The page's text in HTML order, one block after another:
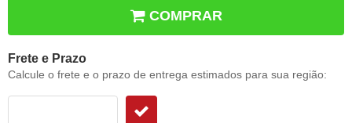
COMPRAR
Frete e Prazo
Calcule o frete e o prazo de entrega estimados para sua região: